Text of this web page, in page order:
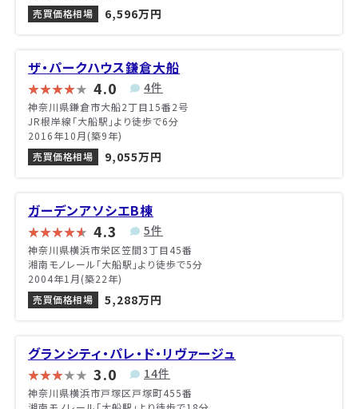
売買価格相場
6,596万円
ザ・パークハウス鎌倉大船
4.0 4件
神奈川県鎌倉市大船2丁目15番2号
JR根岸線「大船駅」より徒歩で6分
2016年10月(築9年)
売買価格相場
9,055万円
ガーデンアソシエB棟
4.3 5件
神奈川県横浜市栄区笠間3丁目45番
湘南モノレール「大船駅」より徒歩で5分
2004年1月(築22年)
売買価格相場
5,288万円
グランシティ・パレ・ド・リヴァージュ
3.0 14件
神奈川県横浜市戸塚区戸塚町455番